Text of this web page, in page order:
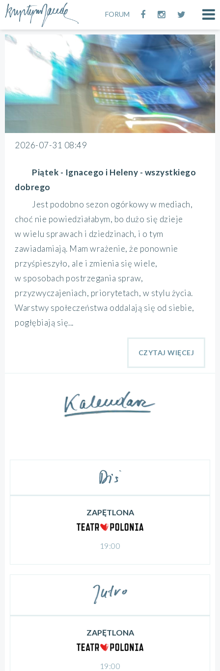
FORUM
2026-07-31 08:49
Piątek - Ignacego i Heleny - wszystkiego
dobrego
Jest podobno sezon ogórkowy w mediach,
choć nie powiedziałabym, bo dużo się dzieje
w wielu sprawach i dziedzinach, i o tym
zawiadamiają. Mam wrażenie, że ponownie
przyśpieszyło, ale i zmienia się wiele,
w sposobach postrzegania spraw,
przyzwyczajeniach, priorytetach, w stylu życia.
Warstwy społeczeństwa oddalają się od siebie,
pogłębiają się...
CZYTAJ WIĘCEJ
ZAPĘTLONA
19:00
ZAPĘTLONA
19:00